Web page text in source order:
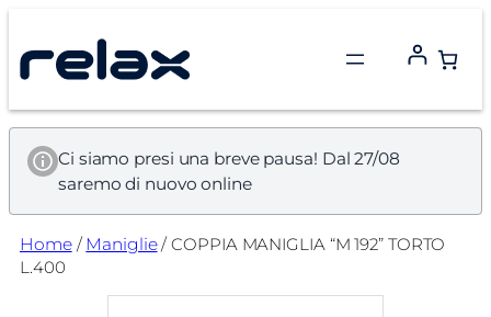
contenuto
Ci siamo presi una breve pausa! Dal 27/08
saremo di nuovo online
Home/Maniglie/ COPPIA MANIGLIA “M 192” TORTO
L.400